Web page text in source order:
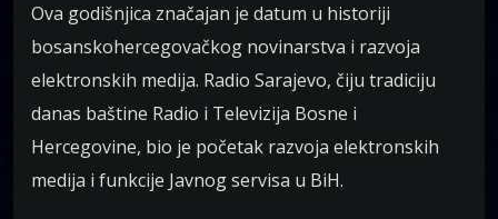
Ova godišnjica značajan je datum u historiji
bosanskohercegovačkog novinarstva i razvoja
elektronskih medija. Radio Sarajevo, čiju tradiciju
danas baštine Radio i Televizija Bosne i
Hercegovine, bio je početak razvoja elektronskih
medija i funkcije Javnog servisa u BiH.